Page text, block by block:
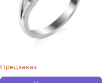
Предзаказ